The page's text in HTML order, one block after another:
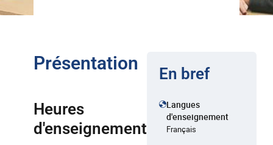
Présentation
Heures
d'enseignement
En bref
Langues
d'enseignement
Français